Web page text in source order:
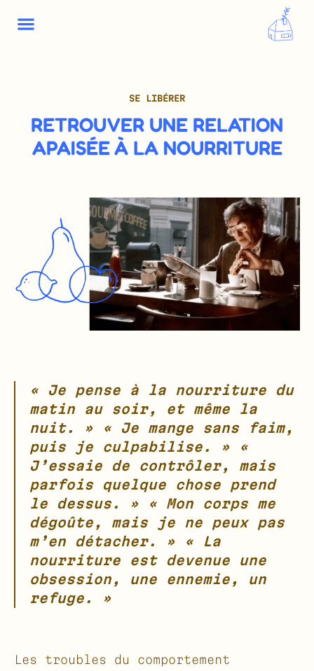
SE LIBÉRER
RETROUVER UNE RELATION
APAISÉE À LA NOURRITURE
« Je pense à la nourriture du
matin au soir, et même la
nuit. » « Je mange sans faim,
puis je culpabilise. » «
J’essaie de contrôler, mais
parfois quelque chose prend
le dessus. » « Mon corps me
dégoûte, mais je ne peux pas
m’en détacher. » « La
nourriture est devenue une
obsession, une ennemie, un
refuge. »
Les troubles du comportement